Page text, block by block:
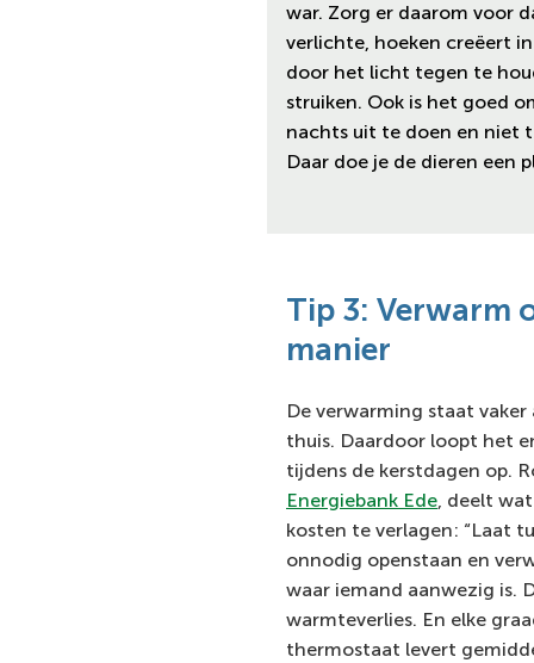
war. Zorg er daarom voor
verlichte, hoeken creëert
door het licht tegen te
struiken. Ook is het goed
nachts uit te doen en niet
Daar doe je de dieren een
Tip 3: Verwarm
manier
De verwarming staat vaker
thuis. Daardoor loopt het
tijdens de kerstdagen op.
Energiebank Ede, deelt
kosten te verlagen: “Laat
onnodig openstaan en
waar iemand aanwezig is.
warmteverlies. En elke
thermostaat levert